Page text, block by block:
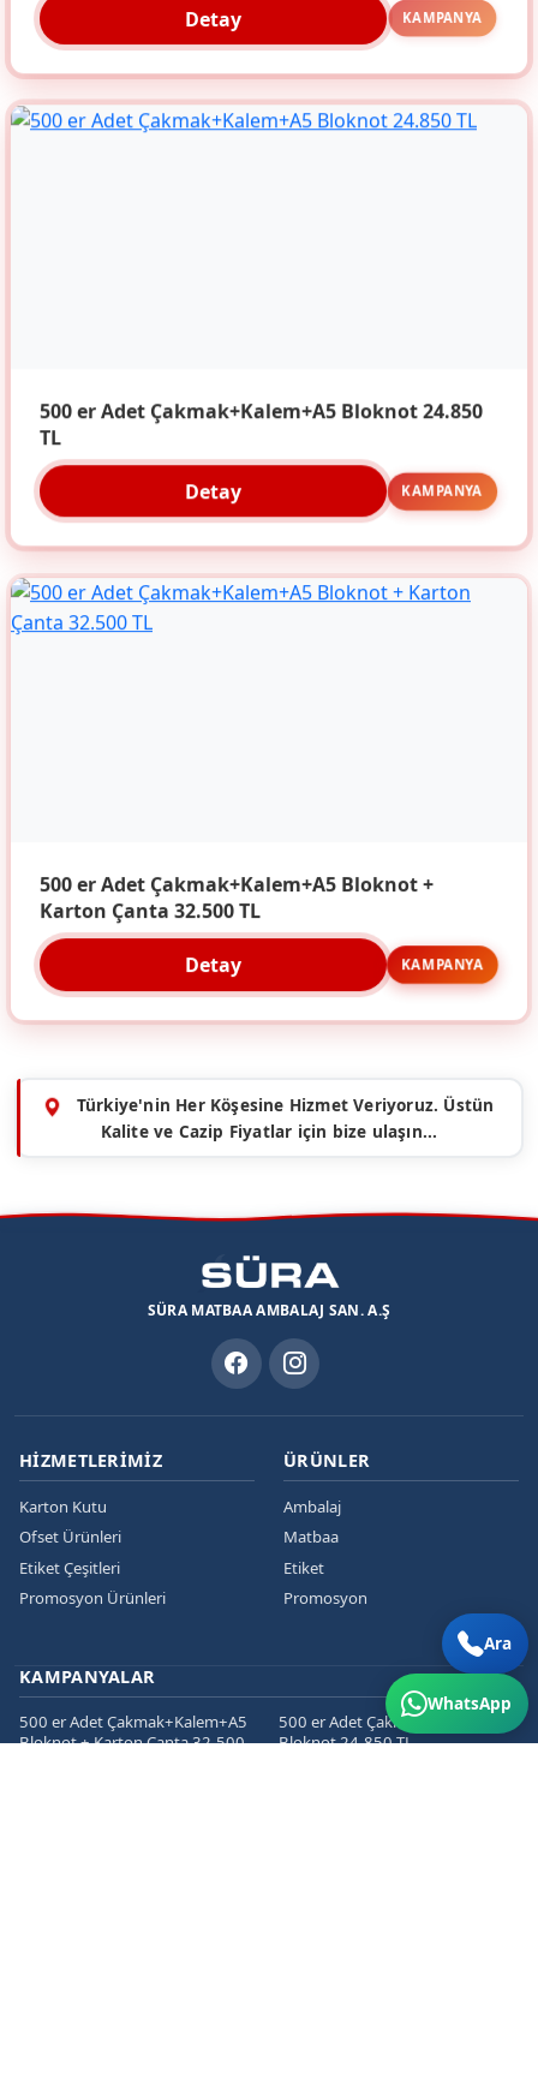
Detay KAMPANYA
500 er Adet Çakmak+Kalem+A5 Bloknot 24.850
TL
Detay KAMPANYA
500 er Adet Çakmak+Kalem+A5 Bloknot +
Karton Çanta 32.500 TL
Detay KAMPANYA
Türkiye'nin Her Köşesine Hizmet Veriyoruz. Üstün
Kalite ve Cazip Fiyatlar için bize ulaşın...
SÜRA MATBAA AMBALAJ SAN. A.Ş
HIZMETLERIMIZ
Karton Kutu
Ofset Ürünleri
Etiket Çeşitleri
Promosyon Ürünleri
ÜRÜNLER
Ambalaj
Matbaa
Etiket
Promosyon
KAMPANYALAR
500 er Adet Çakmak+Kalem+A5
Bloknot + Karton Çanta 32.500
500 er Adet Çakmak+Kalem+A5
Bloknot 24.850 TL
Ara
WhatsApp